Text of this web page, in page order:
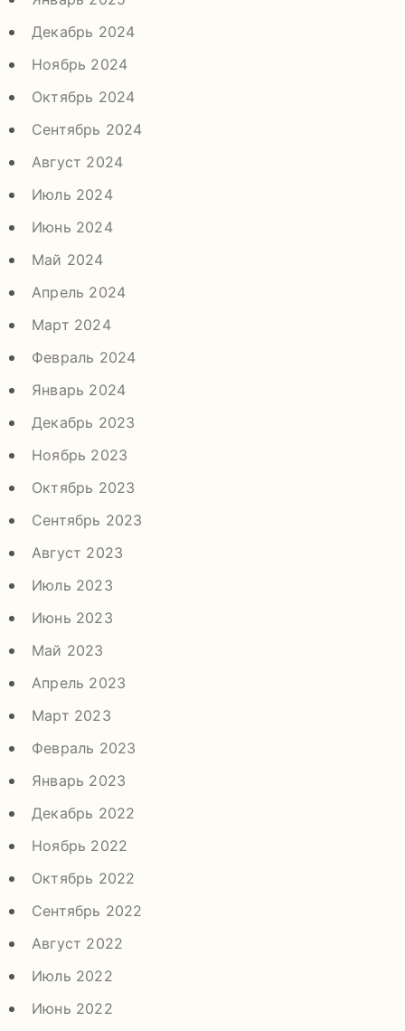
Декабрь 2024
Ноябрь 2024
Октябрь 2024
Сентябрь 2024
Август 2024
Июль 2024
Июнь 2024
Май 2024
Апрель 2024
Март 2024
Февраль 2024
Январь 2024
Декабрь 2023
Ноябрь 2023
Октябрь 2023
Сентябрь 2023
Август 2023
Июль 2023
Июнь 2023
Май 2023
Апрель 2023
Март 2023
Февраль 2023
Январь 2023
Декабрь 2022
Ноябрь 2022
Октябрь 2022
Сентябрь 2022
Август 2022
Июль 2022
Июнь 2022